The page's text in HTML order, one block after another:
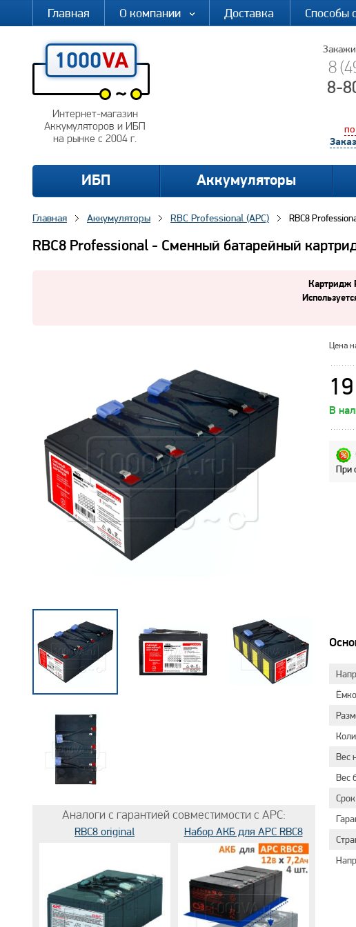
Главная О компании Доставка Способы
Интернет-магазин
Аккумуляторов и ИБП
на рынке с 2004 г.
8
8-
ИБП Аккумуляторы
Главная Аккумуляторы RBC Professional (APC) RBC8
RBC8 Professional - Сменный батарейный
Картридж
Аналоги с гарантией совместимости с APC:
RBC8 original
Набор АКБ для APC RBC8
Цена
В
При
Вес
Вес